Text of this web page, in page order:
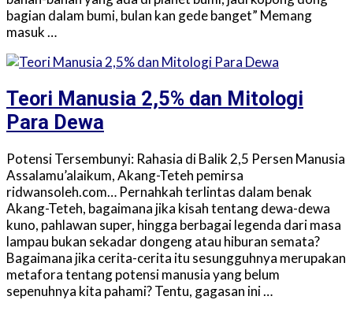
bagian dalam bumi, bulan kan gede banget” Memang
masuk …
Teori Manusia 2,5% dan Mitologi
Para Dewa
Potensi Tersembunyi: Rahasia di Balik 2,5 Persen Manusia
Assalamu’alaikum, Akang-Teteh pemirsa
ridwansoleh.com… Pernahkah terlintas dalam benak
Akang-Teteh, bagaimana jika kisah tentang dewa-dewa
kuno, pahlawan super, hingga berbagai legenda dari masa
lampau bukan sekadar dongeng atau hiburan semata?
Bagaimana jika cerita-cerita itu sesungguhnya merupakan
metafora tentang potensi manusia yang belum
sepenuhnya kita pahami? Tentu, gagasan ini …